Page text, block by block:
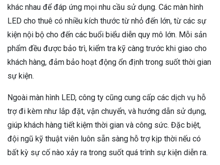
khác nhau để đáp ứng mọi nhu cầu sử dụng. Các màn hình
LED cho thuê có nhiều kích thước từ nhỏ đến lớn, từ các sự
kiện nội bộ cho đến các buổi biểu diễn quy mô lớn. Mỗi sản
phẩm đều được bảo trì, kiểm tra kỹ càng trước khi giao cho
khách hàng, đảm bảo hoạt động ổn định trong suốt thời gian
sự kiện.
Ngoài màn hình LED, công ty cũng cung cấp các dịch vụ hỗ
trợ đi kèm như lắp đặt, vận chuyển, và hướng dẫn sử dụng,
giúp khách hàng tiết kiệm thời gian và công sức. Đặc biệt,
đội ngũ kỹ thuật viên luôn sẵn sàng hỗ trợ kịp thời nếu có
bất kỳ sự cố nào xảy ra trong suốt quá trình sự kiện diễn ra.